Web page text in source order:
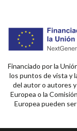
Financiado por la
los puntos de vista y
del autor o autores
Europea o la
Europea pueden